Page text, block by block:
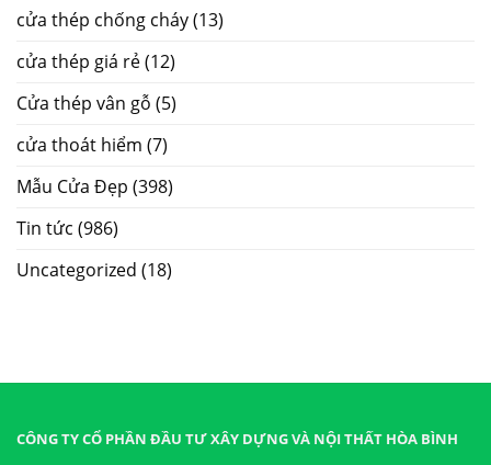
cửa thép chống cháy(13)
cửa thép giá rẻ(12)
Cửa thép vân gỗ (5)
cửa thoát hiểm (7)
Mẫu Cửa Đẹp (398)
Tin tức (986)
Uncategorized (18)
CÔNG TY CỔ PHẦN ĐẦU TƯ XÂY DỰNG VÀ NỘI THẤT HÒA BÌNH